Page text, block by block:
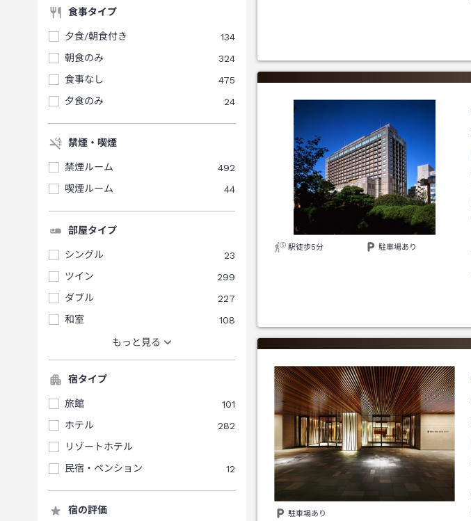
食事タイプ
夕食/朝食付き
134
朝食のみ
324
食事なし
475
夕食のみ
24
禁煙・喫煙
禁煙ルーム
492
喫煙ルーム
44
部屋タイプ
シングル
23
ツイン
299
ダブル
227
和室
108
もっと見る
宿タイプ
旅館
101
ホテル
282
リゾートホテル
民宿・ペンション
12
宿の評価
駅徒歩5分 駐車場あり
駐車場あり